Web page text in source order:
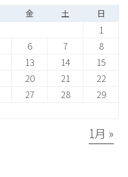
金 土 日
1
6 7
8
13 14
15
20 21
22
27 28
29
1月 »